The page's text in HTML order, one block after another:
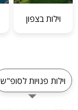
וילות בצפון
וילות פנויות לסופ"ש